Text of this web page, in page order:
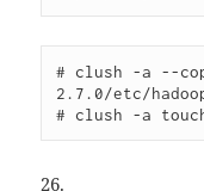
# clush -a --
2.7.0/etc/
26.